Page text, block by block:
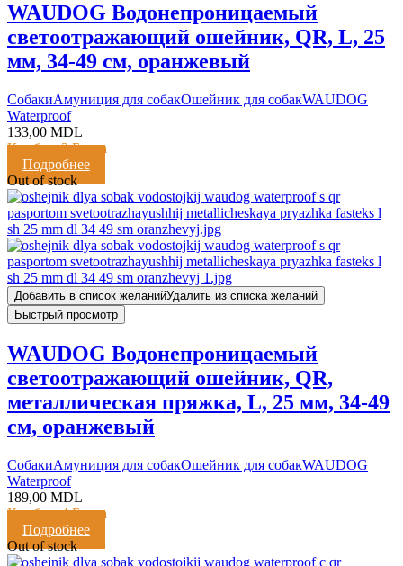
WAUDOG Водонепроницаемый
светоотражающий ошейник, QR, L, 25
мм, 34-49 см, оранжевый
CобакиАмуниция для собакОшейник для собакWAUDOG
Waterproof
133,00 MDL
Кешбэк:3 Балла
Подробнее
Out of stock
Добавить в список желанийУдалить из списка желаний
Быстрый просмотр
WAUDOG Водонепроницаемый
светоотражающий ошейник, QR,
металлическая пряжка, L, 25 мм, 34-49
см, оранжевый
CобакиАмуниция для собакОшейник для собакWAUDOG
Waterproof
189,00 MDL
Кешбэк:4 Балла
Подробнее
Out of stock